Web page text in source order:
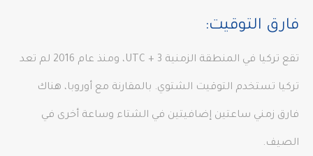
فارق التوقيت:
تقع تركيا في المنطقة الزمنية UTC + 3، ومنذ عام 2016 لم تعد
تركيا تستخدم التوقيت الشتوي. بالمقارنة مع أوروبا، هناك
فارق زمني ساعتين إضافيتين في الشتاء وساعة أخرى في
الصيف.